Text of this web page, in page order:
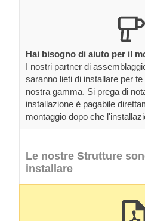
Hai bisogno di aiuto per il
I nostri partner di
saranno lieti di installare per
nostra gamma. Si prega di
installazione è pagabile
montaggio dopo che
Le nostre Strutture
installare